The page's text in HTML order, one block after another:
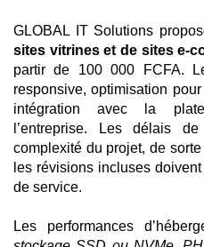
GLOBAL IT Solutions
sites vitrines et de sites e-
partir de 100 000 FCFA.
responsive, optimisation
intégration avec la
l’entreprise. Les délais
complexité du projet, de
les révisions incluses
de service.
Les performances